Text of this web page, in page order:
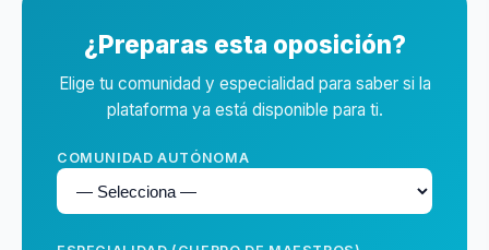
¿Preparas esta oposición?
Elige tu comunidad y especialidad para saber si la
plataforma ya está disponible para ti.
COMUNIDAD AUTÓNOMA